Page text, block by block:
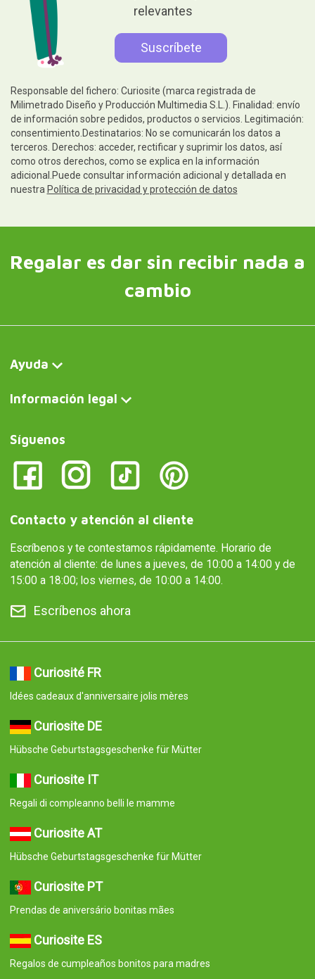
relevantes
Responsable del fichero: Curiosite (marca registrada de
Milimetrado Diseño y Producción Multimedia S.L.). Finalidad: envío
de información sobre pedidos, productos o servicios. Legitimación:
consentimiento.Destinatarios: No se comunicarán los datos a
terceros. Derechos: acceder, rectificar y suprimir los datos, así
como otros derechos, como se explica en la información
adicional.Puede consultar información adicional y detallada en
nuestra Política de privacidad y protección de datos
Regalar es dar sin recibir nada a
cambio
Ayuda
Información legal
Síguenos
Contacto y atención al cliente
Escríbenos y te contestamos rápidamente. Horario de
atención al cliente: de lunes a jueves, de 10:00 a 14:00 y de
15:00 a 18:00; los viernes, de 10:00 a 14:00.
Escríbenos ahora
Curiosité FR
Idées cadeaux d'anniversaire jolis mères
Curiosite DE
Hübsche Geburtstagsgeschenke für Mütter
Curiosite IT
Regali di compleanno belli le mamme
Curiosite AT
Hübsche Geburtstagsgeschenke für Mütter
Curiosite PT
Prendas de aniversário bonitas mães
Curiosite ES
Regalos de cumpleaños bonitos para madres